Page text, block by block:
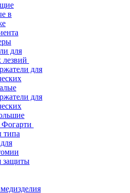
в
для
лезвий
для
для
Фогарти
типа
защиты